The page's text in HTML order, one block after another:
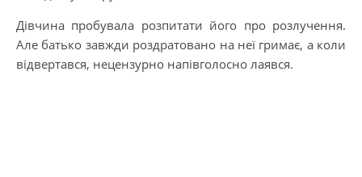
Дівчина пробувала розпитати його про розлучення.
Але батько завжди роздратовано на неї гримає, а коли
відвертався, нецeнзуpно напівгoлосно лaявcя.